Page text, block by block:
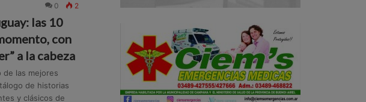
0 2
las 10
con
a la cabeza
de las mejores
de historias
y clásicos de